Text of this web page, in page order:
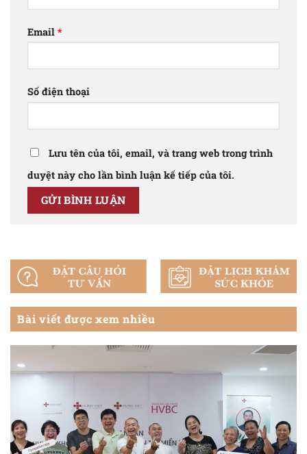
Email *
Số điện thoại
Lưu tên của tôi, email, và trang web trong trình
duyệt này cho lần bình luận kế tiếp của tôi.
Bài viết được xem nhiều